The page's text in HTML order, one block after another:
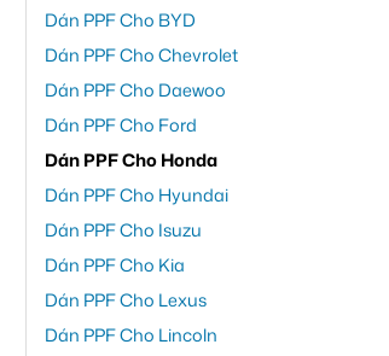
Dán PPF Cho BYD
Dán PPF Cho Chevrolet
Dán PPF Cho Daewoo
Dán PPF Cho Ford
Dán PPF Cho Honda
Dán PPF Cho Hyundai
Dán PPF Cho Isuzu
Dán PPF Cho Kia
Dán PPF Cho Lexus
Dán PPF Cho Lincoln